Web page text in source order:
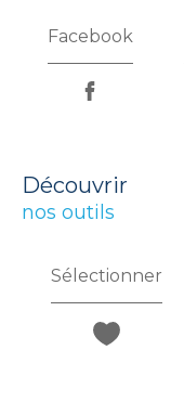
Facebook
découvrir
nos outils
Sélectionner